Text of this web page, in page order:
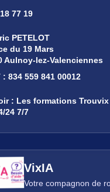
77 19
PETELOT
du 19 Mars
Aulnoy-lez-Valenciennes
: 834 559 841 00012
: Les formations
24 7/7
VixIA
Votre compagnon de